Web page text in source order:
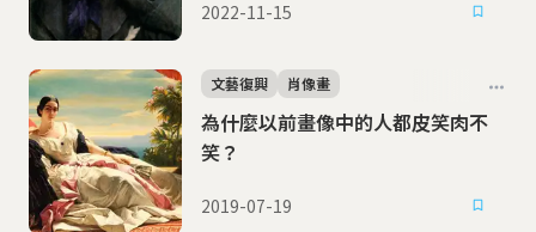
2022-11-15
為什麼以前畫像中的人都皮笑肉不
笑？
文藝復興 肖像畫
2019-07-19